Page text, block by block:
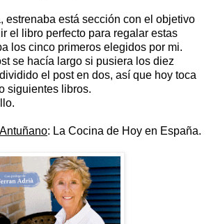
estrenaba está sección con el objetivo
el libro perfecto para regalar estas
los cinco primeros elegidos por mi.
se hacía largo si pusiera los diez
el post en dos, así que hoy toca
siguientes libros.
: La Cocina de Hoy en España.